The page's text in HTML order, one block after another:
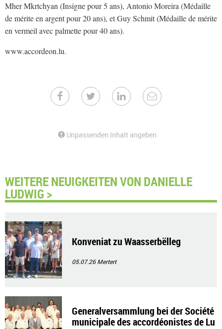
Mher Mkrtchyan (Insigne pour 5 ans), Antonio Moreira (Médaille
de mérite en argent pour 20 ans), et Guy Schmit (Médaille de mérite
en vermeil avec palmette pour 40 ans).
www.accordeon.lu.
Unpassenden Inhalt angeben
WEITERE NEUIGKEITEN VON DANIELLE
LUDWIG >
Konveniat zu Waasserbëlleg
05.07.26Mertert
Generalversammlung bei der Société
municipale des accordéonistes de Lu